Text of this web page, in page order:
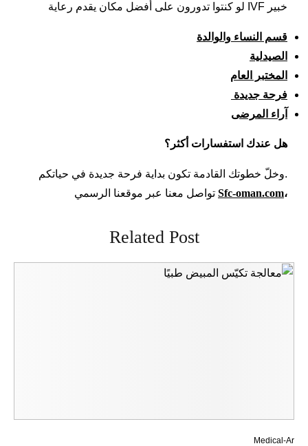
خبير IVF لو كنتوا تدورون على أفضل مكان يقدم رعاية
قسم النساء والوالدة
الصيدلية
المختبر العام
فرحة جديدة
آراء المرضى
هل عندك استفسارات أكثر؟
.وخلّ خطوتك القادمة تكون بداية فرحة جديدة في حياتكم
،
Sfc-oman.com تواصل معنا عبر موقعنا الرسمي
Related Post
Medical-Ar